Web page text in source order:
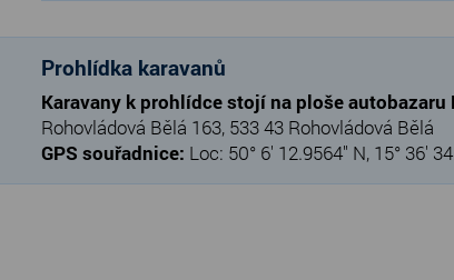
Prohlídka karavanů
Karavany k prohlídce stojí na ploše autobazaru
Rohovládová Bělá 163, 533 43 Rohovládová Bělá
GPS souřadnice: Loc: 50° 6' 12.9564" N, 15° 36'